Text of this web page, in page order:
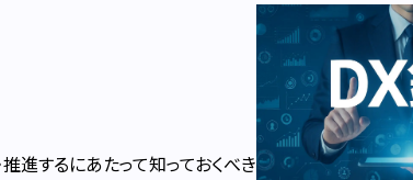
進するにあたって知っておくべき